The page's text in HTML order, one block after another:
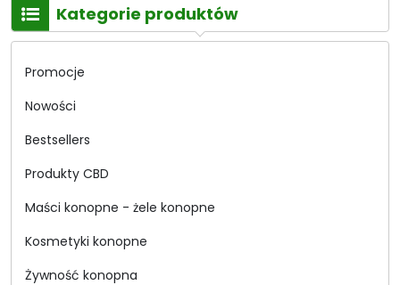
Kategorie produktów
Promocje
Nowości
Bestsellers
Produkty CBD
Maści konopne - żele konopne
Kosmetyki konopne
Żywność konopna